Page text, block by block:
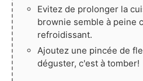
Evitez de prolonger la
brownie semble à peine
refroidissant.
Ajoutez une pincée de
déguster, c'est à tomber!